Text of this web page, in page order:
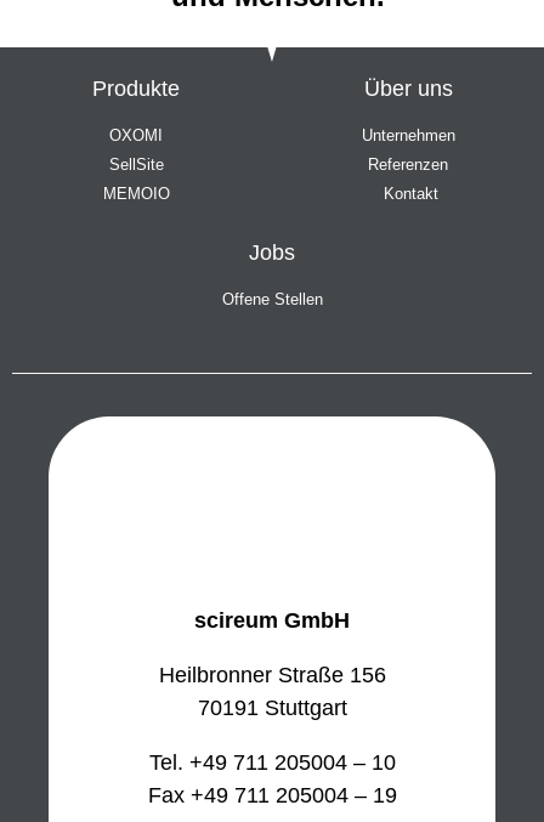
Produkte
OXOMI
SellSite
MEMOIO
Über uns
Unternehmen
Referenzen
Kontakt
Jobs
Offene Stellen
scireum GmbH
Heilbronner Straße 156
70191 Stuttgart
Tel. +49 711 205004 – 10
Fax +49 711 205004 – 19